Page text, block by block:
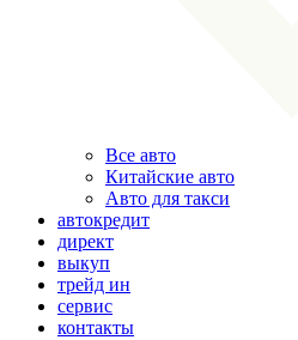
Все авто
Китайские авто
Авто для такси
автокредит
директ
выкуп
трейд ин
сервис
контакты